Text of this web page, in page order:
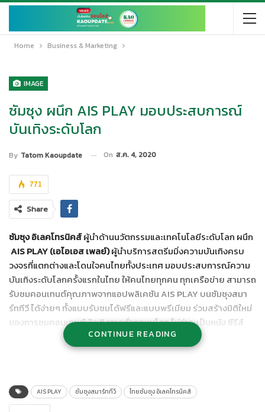
Home Business & Marketing
IMAGE
ซัมซุง ผนึก AIS PLAY มอบประสบการณ์
บันเทิงระดับโลก
By Tatom Kaoupdate On ส.ค. 4, 2020
771
Share
ซัมซุง อิเลคโทรนิคส์ผู้นำด้านนวัตกรรมและเทคโนโลยีระดับโลก ผนึก
AIS PLAY (เอไอเอส เพลย์)ผู้นำบริการสตรีมมิ่งความบันเทิงครบ
วงจรที่แตกต่างและโดนใจคนไทยทั้งประเทศ มอบประสบการณ์ความ
บันเทิงระดับโลกครั้งแรกในไทย ให้คนไทยทุกคน ทุกเครือข่าย สามารถ
รับชมคอนเทนต์คุณภาพจากแอปพลิเคชัน AIS PLAY บนซัมซุงสมา
ร์ททีวี ได้ง่ายๆ ทั้งแบบรับชมได้ฟรีและแบบพรีเมียม ร่วมสร้างมิติใหม่
ของการชมคอนเทนต์บันเทิงจากทั่วทุกมุมโลก ไม่ว่าจะเป็นหนัง ซีรีส์
คอนเสิร์ต กีฬา อีสปอร์ต การ์ตูน วาไรตี้ และยกระดับประสบการณ์
การรับชมที่เต็มตายิ่งกว่าด้วยนวัตกรรมภาพและเสียงจากสมาร์ททีวี
ผู้ใช้ซัมซุงสมาร์ททีวี รับชม AIS PLAY ได้ง่ายๆ ดังนี้
CONTINUE READING
AIS PLAY ซัมซุงสมาร์ททีวี ไทยซัมซุง อิเลคโทรนิคส์